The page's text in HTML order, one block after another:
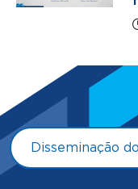
Disseminação